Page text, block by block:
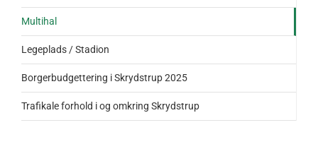
Multihal
Legeplads / Stadion
Borgerbudgettering i Skrydstrup 2025
Trafikale forhold i og omkring Skrydstrup